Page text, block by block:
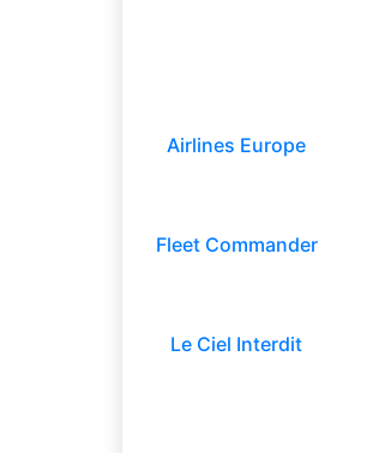
Airlines Europe
Fleet Commander
Le Ciel Interdit